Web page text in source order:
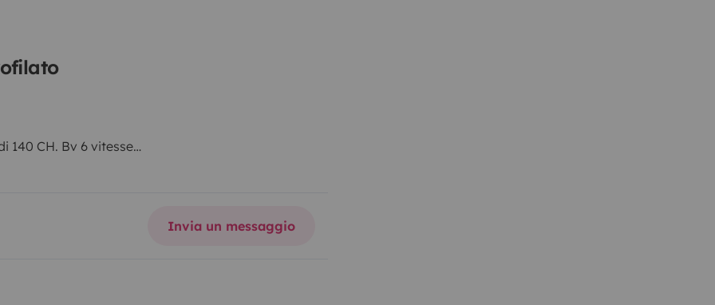
140 CH. Bv 6 vitesse
Invia un messaggio